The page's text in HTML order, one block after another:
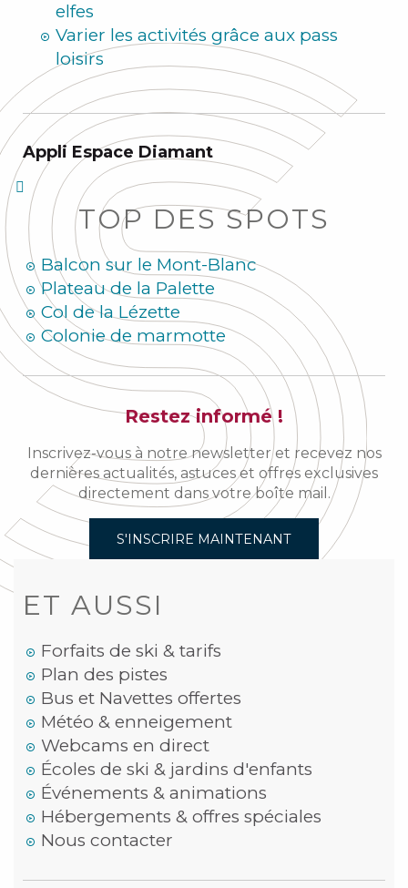
elfes
Varier les activités grâce aux pass
loisirs
Appli Espace Diamant
TOP DES SPOTS
Balcon sur le Mont-Blanc
Plateau de la Palette
Col de la Lézette
Colonie de marmotte
Restez informé !
Inscrivez-vous à notre newsletter et recevez nos
dernières actualités, astuces et offres exclusives
directement dans votre boîte mail.
S'INSCRIRE MAINTENANT
ET AUSSI
Forfaits de ski & tarifs
Plan des pistes
Bus et Navettes offertes
Météo & enneigement
Webcams en direct
Écoles de ski & jardins d'enfants
Événements & animations
Hébergements & offres spéciales
Nous contacter